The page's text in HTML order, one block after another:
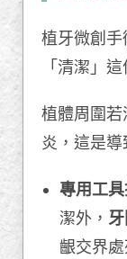
植牙微創手
「清潔」
植體周圍若
炎，這是導
專用工
潔外，
齦交界